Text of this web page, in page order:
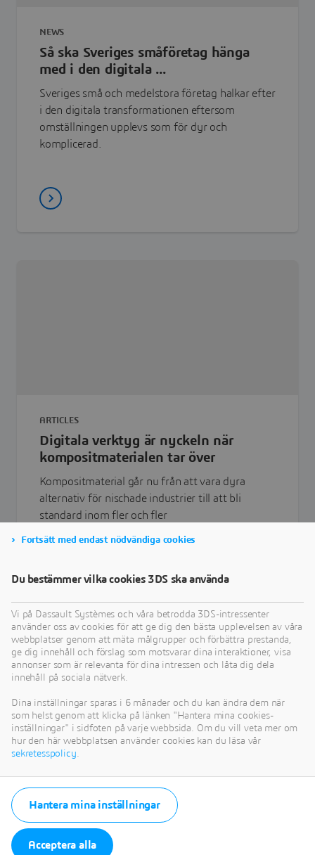
NEWS
Så ska Sveriges småföretag hänga
med i den digitala ...
Sveriges små och medelstora företag halkar efter
i den digitala transformationen eftersom
omställningen upplevs som för dyr och
komplicerad.
ARTICLES
Digitala verktyg är nyckeln när
kompositmaterialen tar över
Kompositmaterial går nu från att vara dyra
alternativ för nischade industrier till att bli
standard inom fler och fler
Fortsätt med endast nödvändiga cookies
Du bestämmer vilka cookies 3DS ska använda
Vi på Dassault Systèmes och våra betrodda 3DS-intressenter
använder oss av cookies för att ge dig den bästa upplevelsen av våra
webbplatser genom att mäta målgrupper och förbättra prestanda,
ge dig innehåll och förslag som motsvarar dina interaktioner, visa
annonser som är relevanta för dina intressen och låta dig dela
innehåll på sociala nätverk.
Dina inställningar sparas i 6 månader och du kan ändra dem när
som helst genom att klicka på länken "Hantera mina cookies-
inställningar" i sidfoten på varje webbsida. Om du vill veta mer om
hur den här webbplatsen använder cookies kan du läsa vår
sekretesspolicy.
Acceptera alla
Hantera mina inställningar